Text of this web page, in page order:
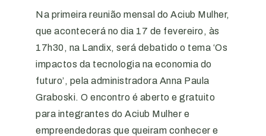
Na primeira reunião mensal do Aciub Mulher,
que acontecerá no dia 17 de fevereiro, às
17h30, na Landix, será debatido o tema ‘Os
impactos da tecnologia na economia do
futuro’, pela administradora Anna Paula
Graboski. O encontro é aberto e gratuito
para integrantes do Aciub Mulher e
empreendedoras que queiram conhecer e